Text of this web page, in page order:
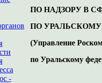
-
ПО НАДЗОРУ В
ПО
(Управление
по Уральскому